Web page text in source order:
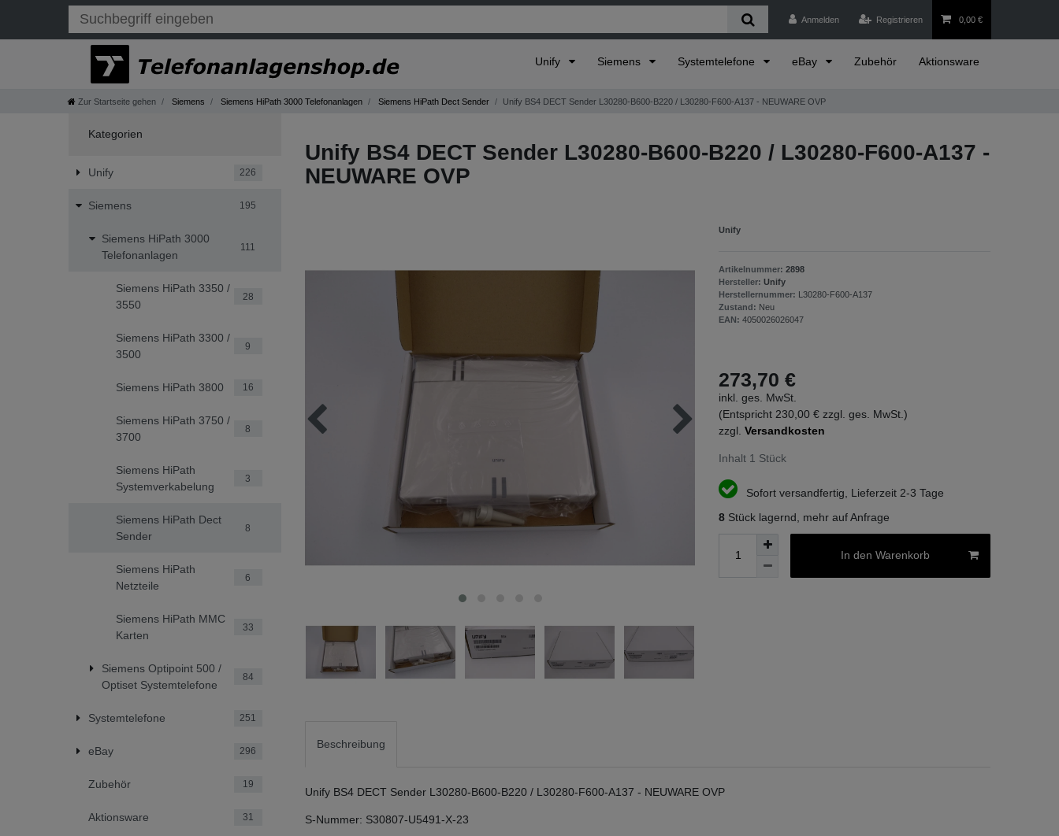
Anmelden Registrieren 0,00 €
Unify Siemens Systemtelefone eBay Zubehör Aktionsware
Zur Startseite gehen Siemens Siemens HiPath 3000 Telefonanlagen Siemens HiPath Dect Sender Unify BS4 DECT Sender L30280-B600-B220 / L30280-F600-A137 - NEUWARE OVP
Kategorien
Unify 226
Siemens 195
Siemens HiPath 3000
Telefonanlagen
111
Siemens HiPath 3350 /
3550
28
Siemens HiPath 3300 /
3500
9
Siemens HiPath 3800 16
Siemens HiPath 3750 /
3700
8
Siemens HiPath
Systemverkabelung
3
Siemens HiPath Dect
Sender
8
Siemens HiPath
Netzteile
6
Siemens HiPath MMC
Karten
33
Siemens Optipoint 500 /
Optiset Systemtelefone
84
Systemtelefone 251
eBay 296
Zubehör 19
Aktionsware 31
Unify BS4 DECT Sender L30280-B600-B220 / L30280-F600-A137 -
NEUWARE OVP
Unify
Artikelnummer: 2898
Hersteller: Unify
Herstellernummer: L30280-F600-A137
Zustand: Neu
EAN: 4050026026047
273,70 €
inkl. ges. MwSt.
(Entspricht 230,00 € zzgl. ges. MwSt.)
zzgl. Versandkosten
Inhalt 1 Stück
Sofort versandfertig, Lieferzeit 2-3 Tage
8 Stück lagernd, mehr auf Anfrage
In den Warenkorb
Beschreibung
Unify BS4 DECT Sender L30280-B600-B220 / L30280-F600-A137 - NEUWARE OVP
S-Nummer: S30807-U5491-X-23